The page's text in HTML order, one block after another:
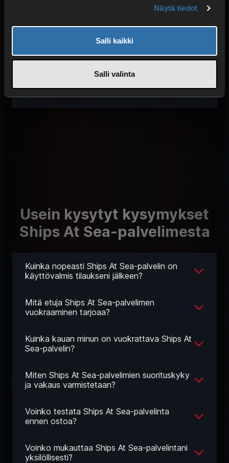
Näytä tiedot
Salli kaikki
Salli valinta
Optimoidut komponentit
Lue lisää tekniikastamme
Usein kysytyt kysymykset
Ships At Sea-palvelimesta
Kuinka nopeasti Ships At Sea-palvelin on
käyttövalmis tilaukseni jälkeen?
Mitä etuja Ships At Sea-palvelimen
vuokraaminen tarjoaa?
Kuinka kauan minun on vuokrattava Ships At
Sea-palvelin?
Miten Ships At Sea-palvelimien suorituskyky
ja vakaus varmistetaan?
Voinko testata Ships At Sea-palvelinta
ennen ostoa?
Voinko mukauttaa Ships At Sea-palvelintani
yksilöllisesti?